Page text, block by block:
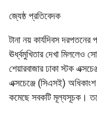
জ্যেষ্ঠ প্রতিবেদক
টানা নয় কার্যদিবস
ঊর্ধ্বমুখিতার দেখা
শেয়ারবাজার ঢাকা স্টক
এক্সচেঞ্জে (সিএসই) অধিকাংশ
কমেছে সবকটি মূল্যসূচক।